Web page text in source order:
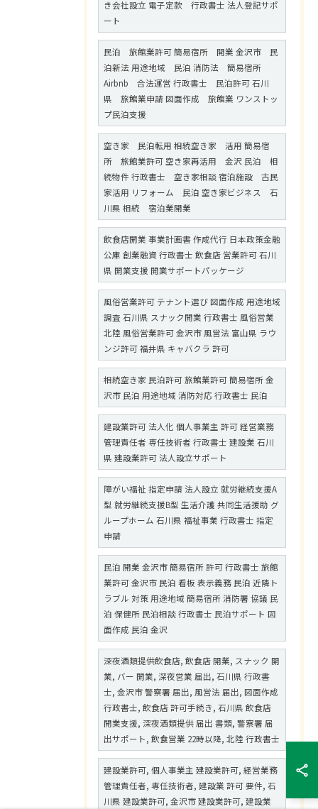
き会社設立 電子定款 行政書士 法人登記サポ
ート
民泊 旅館業許可 簡易宿所 開業 金沢市 民
泊新法 用途地域 民泊 消防法 簡易宿所
Airbnb 合法運営 行政書士 民泊許可 石川
県 旅館業申請 図面作成 旅館業 ワンストッ
プ民泊支援
空き家 民泊転用 相続空き家 活用 簡易宿
所 旅館業許可 空き家再活用 金沢 民泊 相
続物件 行政書士 空き家相談 宿泊施設 古民
家活用 リフォーム 民泊 空き家ビジネス 石
川県 相続 宿泊業開業
飲食店開業 事業計画書 作成代行 日本政策金融
公庫 創業融資 行政書士 飲食店 営業許可 石川
県 開業支援 開業サポートパッケージ
風俗営業許可 テナント選び 図面作成 用途地域
調査 石川県 スナック開業 行政書士 風俗営業
北陸 風俗営業許可 金沢市 風営法 富山県 ラウ
ンジ許可 福井県 キャバクラ 許可
相続空き家 民泊許可 旅館業許可 簡易宿所 金
沢市 民泊 用途地域 消防対応 行政書士 民泊
建設業許可 法人化 個人事業主 許可 経営業務
管理責任者 専任技術者 行政書士 建設業 石川
県 建設業許可 法人設立サポート
障がい福祉 指定申請 法人設立 就労継続支援A
型 就労継続支援B型 生活介護 共同生活援助 グ
ループホーム 石川県 福祉事業 行政書士 指定
申請
民泊 開業 金沢市 簡易宿所 許可 行政書士 旅館
業許可 金沢市 民泊 看板 表示義務 民泊 近隣ト
ラブル 対策 用途地域 簡易宿所 消防署 協議 民
泊 保健所 民泊相談 行政書士 民泊サポート 図
面作成 民泊 金沢
深夜酒類提供飲食店, 飲食店 開業, スナック 開
業, バー 開業, 深夜営業 届出, 石川県 行政書
士, 金沢市 警察署 届出, 風営法 届出, 図面作成
行政書士, 飲食店 許可手続き, 石川県 飲食店
開業支援, 深夜酒類提供 届出 書類, 警察署 届
出サポート, 飲食営業 22時以降, 北陸 行政書士
建設業許可, 個人事業主 建設業許可, 経営業務
管理責任者, 専任技術者, 建設業 許可 要件, 石
川県 建設業許可, 金沢市 建設業許可, 建設業